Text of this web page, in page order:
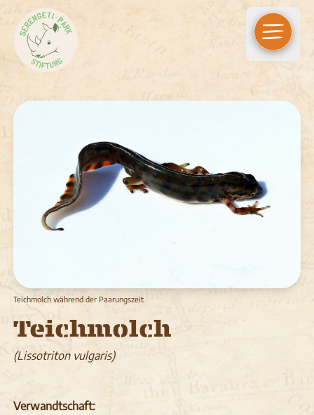
Open
Teichmolch während der Paarungszeit
Teichmolch
(Lissotriton vulgaris)
Verwandtschaft: